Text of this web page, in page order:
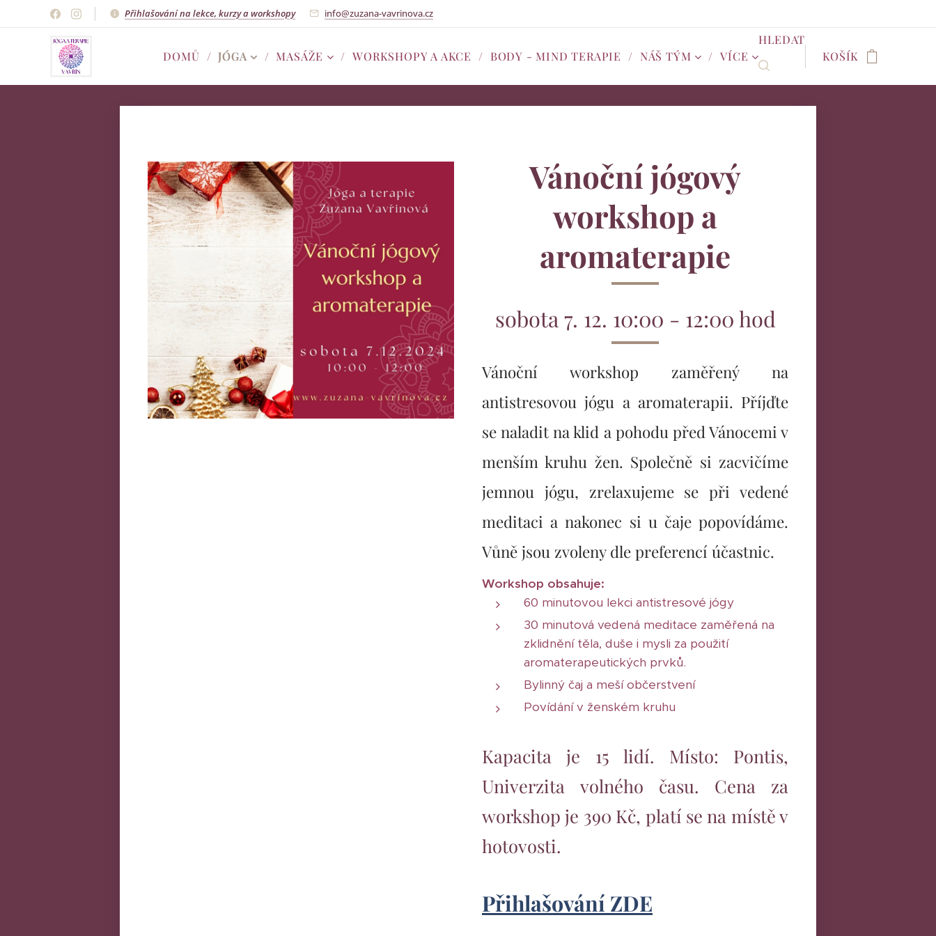
Přihlašování na lekce, kurzy a workshopy info@zuzana-vavrinova.cz
DOMŮ JÓGA MASÁŽE WORKSHOPY A AKCE BODY - MIND TERAPIE NÁŠ TÝM VÍCE
HLEDAT
KOŠÍK
Vánoční jógový
workshop a
aromaterapie
sobota 7. 12. 10:00 - 12:00 hod
Vánoční workshop zaměřený na
antistresovou jógu a aromaterapii. Příjďte
se naladit na klid a pohodu před Vánocemi v
menším kruhu žen. Společně si zacvičíme
jemnou jógu, zrelaxujeme se při vedené
meditaci a nakonec si u čaje popovídáme.
Vůně jsou zvoleny dle preferencí účastnic.
Workshop obsahuje:
60 minutovou lekci antistresové jógy
30 minutová vedená meditace zaměřená na
zklidnění těla, duše i mysli za použití
aromaterapeutických prvků.
Bylinný čaj a meší občerstvení
Povídání v ženském kruhu
Kapacita je 15 lidí. Místo: Pontis,
Univerzita volného času. Cena za
workshop je 390 Kč, platí se na místě v
hotovosti.
Přihlašování ZDE